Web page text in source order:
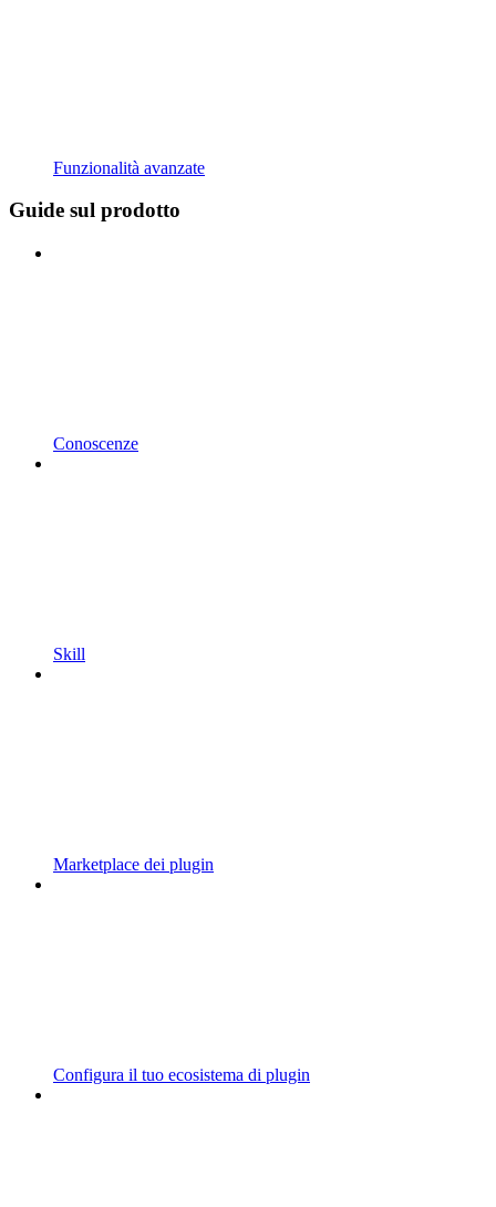
Funzionalità avanzate
Guide sul prodotto
Conoscenze
Skill
Marketplace dei plugin
Configura il tuo ecosistema di plugin